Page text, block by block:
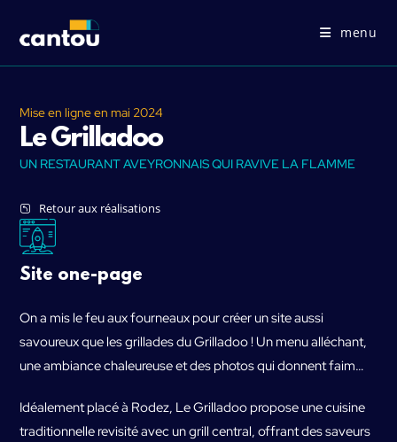
menu
Mise en ligne enmai 2024
Le Grilladoo
UN RESTAURANT AVEYRONNAIS QUI RAVIVE LA FLAMME
Retour aux réalisations
Site one-page
On a mis le feu aux fourneaux pour créer un site aussi
savoureux que les grillades du Grilladoo ! Un menu alléchant,
une ambiance chaleureuse et des photos qui donnent faim…
Idéalement placé à Rodez, Le Grilladoo propose une cuisine
traditionnelle revisité avec un grill central, offrant des saveurs